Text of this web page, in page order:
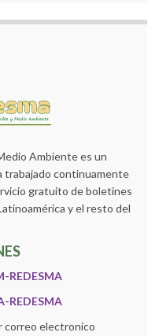
Ambiente es un
trabajado continuamente
gratuito de boletines
y el resto del
REDESMA
REDESMA
correo electronico